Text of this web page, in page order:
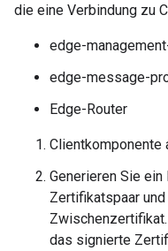
die eine Verbindung zu
edge-
edge-message-
Edge-Router
Clientkomponente
Generieren Sie
Zertifikatspaar
das signierte